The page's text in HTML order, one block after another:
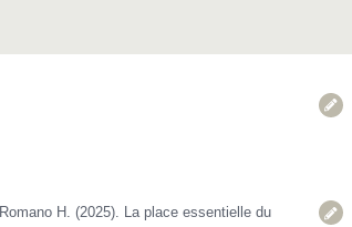
Romano H. (2025). La place essentielle du